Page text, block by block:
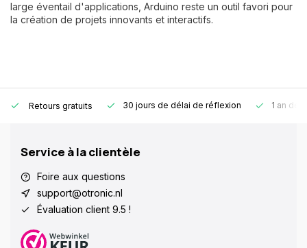
large éventail d'applications, Arduino reste un outil favori pour
la création de projets innovants et interactifs.
Retours gratuits 30 jours de délai de réflexion 1 an de
Service à la clientèle
Foire aux questions
support@otronic.nl
Évaluation client 9.5 !